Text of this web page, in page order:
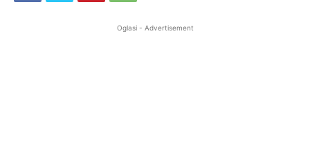
Oglasi - Advertisement